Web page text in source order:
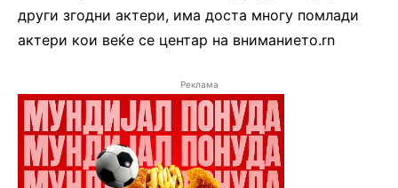
други згодни актери, има доста многу помлади
актери кои веќе се центар на вниманието.rn
Реклама